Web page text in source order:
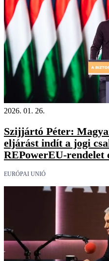
2026. 01. 26.
Szijjártó Péter:
eljárást indít a jogi
REPowerEU-rendelet
EURÓPAI UNIÓ